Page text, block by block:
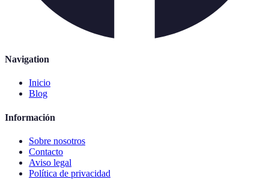
Navigation
Inicio
Blog
Información
Sobre nosotros
Contacto
Aviso legal
Política de privacidad